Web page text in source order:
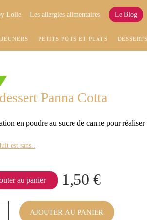
Lolie Les allergies alimentaires Le Blog
PETITS POTS ET PLATS DESSERTS
Panna Cotta
en poudre au sucre de canne pour
est sans..
au panier 1,50 €
AJOUTER AU PANIER